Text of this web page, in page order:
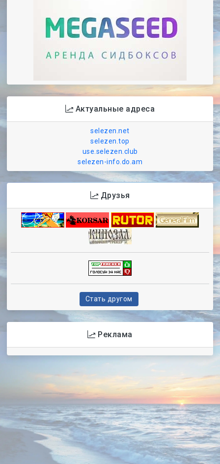
Актуальные адреса
selezen.net
selezen.top
use.selezen.club
selezen-info.do.am
Друзья
Стать другом
Реклама